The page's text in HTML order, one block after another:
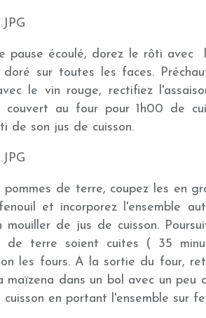
pause écoulé, dorez le rôti avec
sur toutes les faces.
le vin rouge, rectifiez
couvert au four pour 1h00 de
de son jus de cuisson.
pommes de terre, coupez les en
et incorporez l'ensemble
mouiller de jus de cuisson.
de terre soient cuites ( 35
les fours. A la sortie du four,
dans un bol avec un peu
en portant l'ensemble sur